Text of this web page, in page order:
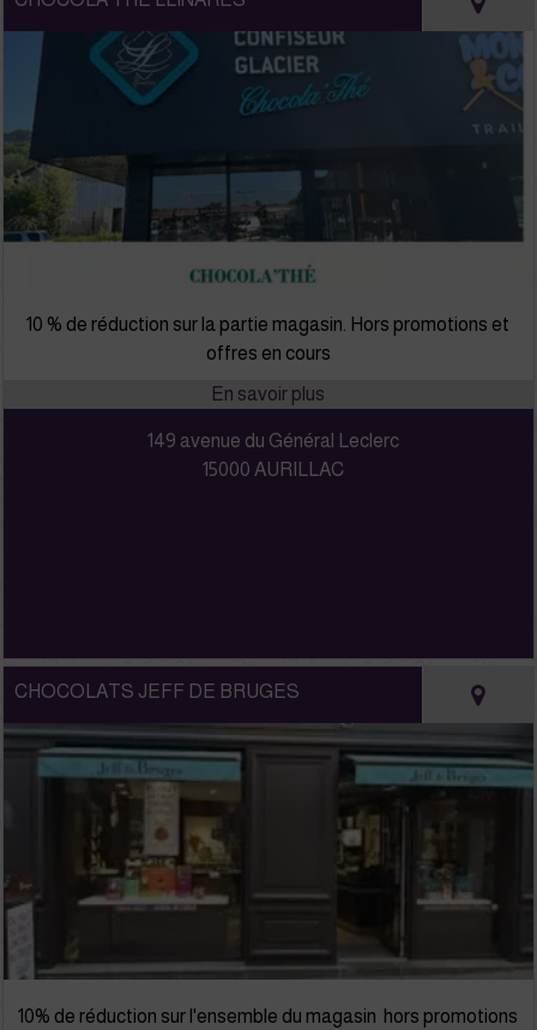
10 % de réduction sur la partie magasin. Hors promotions et
offres en cours
149 avenue du Général Leclerc
15000 AURILLAC
CHOCOLATS JEFF DE BRUGES
10% de réduction sur l'ensemble du magasin hors promotions